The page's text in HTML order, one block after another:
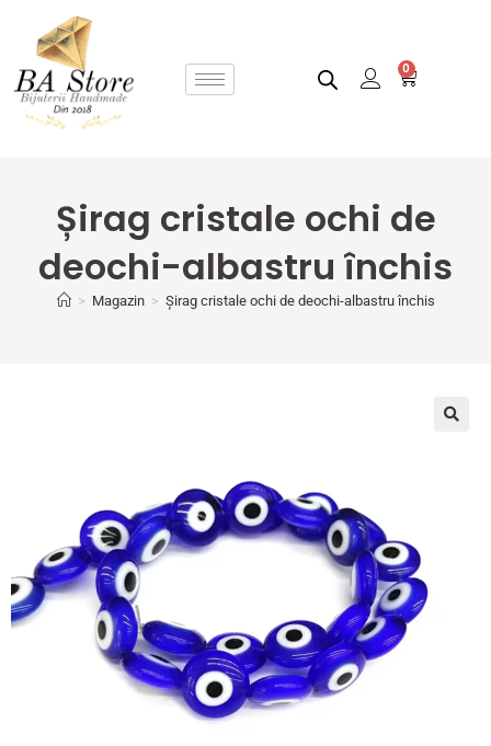
0
Șirag cristale ochi de
deochi-albastru închis
> Magazin > Șirag cristale ochi de deochi-albastru închis